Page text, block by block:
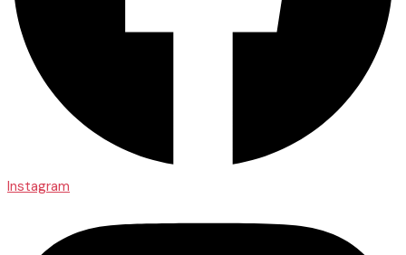
Instagram